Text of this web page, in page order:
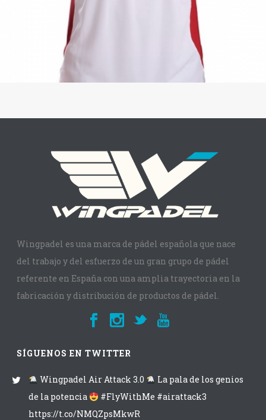
Wingpadel es una marca de pádel española que nace
del trabajo y del esfuerzo de un gran grupo de pádel
referente en España con una amplia trayectoria en la
fabricación y distribución de productos de pádel.
SÍGUENOS EN TWITTER
Wingpadel Air Attack 3.0
La pala de los genios
de la potencia
#FlyWithMe #airattack3
https://t.co/NMQZpsMkwR